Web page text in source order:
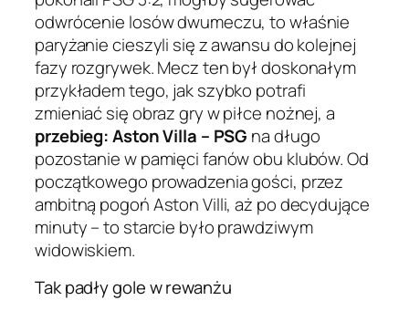
odwrócenie losów dwumeczu, to właśnie
paryżanie cieszyli się z awansu do kolejnej
fazy rozgrywek. Mecz ten był doskonałym
przykładem tego, jak szybko potrafi
zmieniać się obraz gry w piłce nożnej, a
przebieg: Aston Villa – PSG na długo
pozostanie w pamięci fanów obu klubów. Od
początkowego prowadzenia gości, przez
ambitną pogoń Aston Villi, aż po decydujące
minuty – to starcie było prawdziwym
widowiskiem.
Tak padły gole w rewanżu